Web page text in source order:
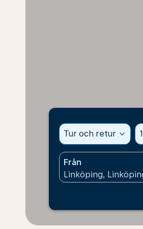
Tur och retur expand_more
Från